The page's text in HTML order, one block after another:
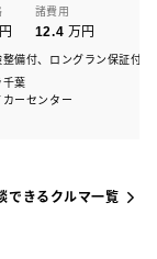
諸費用
12.4 万円
備付、ロングラン保証付
千葉
カーセンター
できるクルマ一覧